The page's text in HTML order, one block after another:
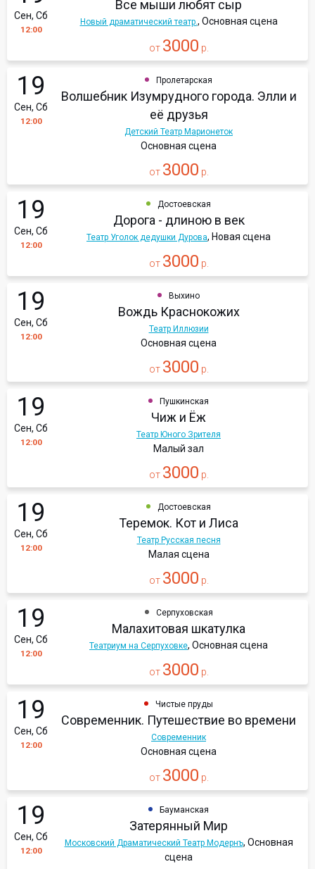
Сен, Сб
12:00
Все мыши любят сыр
Новый драматический театр., Основная сцена
от 3000 р.
19
Сен, Сб
12:00
Пролетарская
Волшебник Изумрудного города. Элли и
её друзья
Детский Театр Марионеток
Основная сцена
от 3000 р.
19
Сен, Сб
12:00
Достоевская
Дорога - длиною в век
Театр Уголок дедушки Дурова, Новая сцена
от 3000 р.
19
Сен, Сб
12:00
Выхино
Вождь Краснокожих
Театр Иллюзии
Основная сцена
от 3000 р.
19
Сен, Сб
12:00
Пушкинская
Чиж и Ёж
Театр Юного Зрителя
Малый зал
от 3000 р.
19
Сен, Сб
12:00
Достоевская
Теремок. Кот и Лиса
Театр Русская песня
Малая сцена
от 3000 р.
19
Сен, Сб
12:00
Серпуховская
Малахитовая шкатулка
Театриум на Серпуховке, Основная сцена
от 3000 р.
19
Сен, Сб
12:00
Чистые пруды
Современник. Путешествие во времени
Современник
Основная сцена
от 3000 р.
19
Сен, Сб
12:00
Бауманская
Затерянный Мир
Московский Драматический Театр Модернъ, Основная
сцена